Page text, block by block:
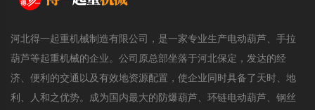
河北得一起重机械制造有限公司，是一家专业生产电动葫芦、手拉
葫芦等起重机械的企业。公司原总部坐落于河北保定，发达的经
济、便利的交通以及有效地资源配置，使企业同时具备了天时、地
利、人和之优势。成为国内最大的防爆葫芦、环链电动葫芦、钢丝